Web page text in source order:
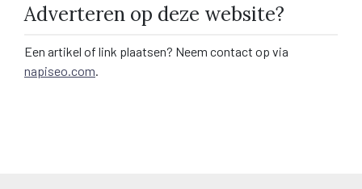
Adverteren op deze website?
Een artikel of link plaatsen? Neem contact op via
napiseo.com.